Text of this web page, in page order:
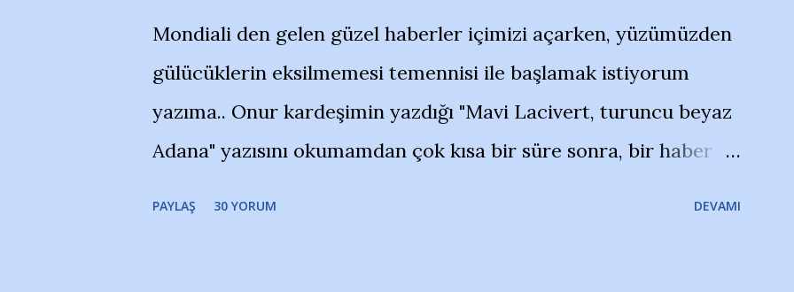
Mondiali den gelen güzel haberler içimizi açarken, yüzümüzden
gülücüklerin eksilmemesi temennisi ile başlamak istiyorum
yazıma.. Onur kardeşimin yazdığı "Mavi Lacivert, turuncu beyaz
Adana" yazısını okumamdan çok kısa bir süre sonra, bir haber
PAYLAŞ 30 YORUM DEVAMI